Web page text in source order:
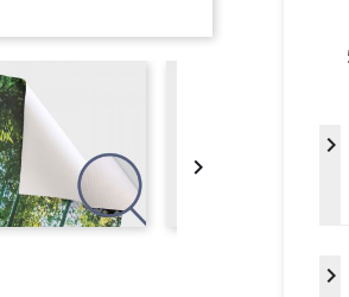

chevron_right
chevron_right